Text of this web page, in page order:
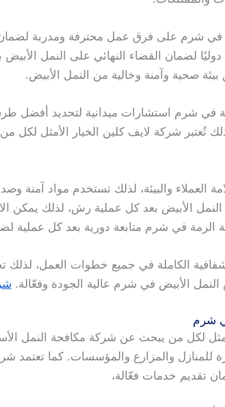
في شرم على فرق عمل محترفة ومدربة
لضمان القضاء النهائي على النمل
صحية وآمنة وخالية من النمل الأبيض.
في شرم استشارات ميدانية لتحديد أفضل
تُعتبر شركة لايف كلين الخيار الأمثل
العملاء والبيئة، لذلك تستخدم مواد آمنة
النمل الأبيض بعد كل عملية رش، لذلك يمكن
الرمة في شرم متابعة دورية بعد كل عملية
الكاملة في جميع خطوات العمل،
الأبيض في شرم عالية الجودة وفعّالة.
شرم
لكل من يبحث عن شركة مكافحة النمل
للمنازل والمزارع والمؤسسات. كما
تقديم خدمات فعّالة،